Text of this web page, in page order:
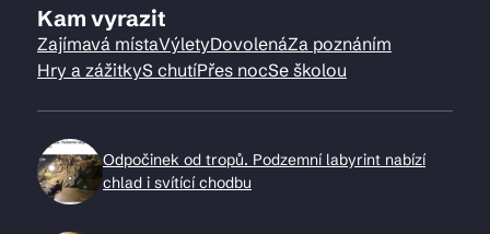
Kam vyrazit
Zajímavá místaVýletyDovolenáZa poznáním
Hry a zážitkyS chutíPřes nocSe školou
Odpočinek od tropů. Podzemní labyrint nabízí
chlad i svítící chodbu